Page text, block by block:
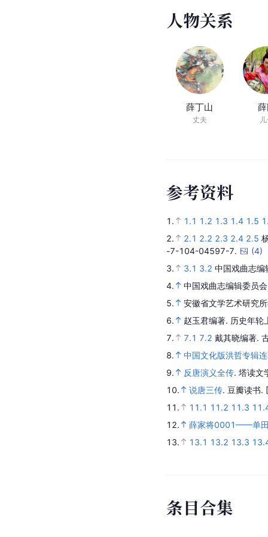
人物关系
薛丁山
丈夫
参考资料
1. 1.1 1.2 1.3 1.4 1.5
2.
2.1 2.2 2.3 2.4 2.5
-7-104-04597-7.
(4)
3.
3.1 3.2 中国戏曲志编
4.
中国戏曲志编辑委员
5.
安徽省文学艺术研究
6.
赵玉君编著. 历史年轮
7.
7.1 7.2 戴其晓编著.
8.
中国文化版洪哲专辑
9.
反唐演义全传. 塔读文
10.
说唐三传. 豆瓣读书.
11.
11.1 11.2 11.3
12.
薛家将0001——单
13.
13.1 13.2 13.3
条目合集